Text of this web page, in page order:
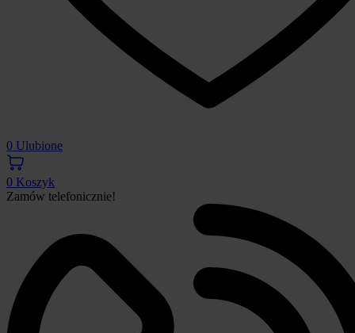
0 Ulubione
0 Koszyk
Zamów telefonicznie!